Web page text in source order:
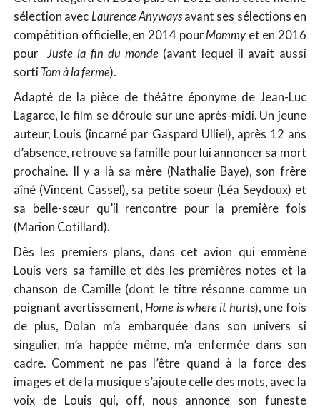
sélection avec Laurence Anywaysavant ses sélections en
compétition officielle, en 2014 pour Mommy et en 2016
pour Juste la fin du monde (avant lequel il avait aussi
sorti Tom à la ferme).
Adapté de la pièce de théâtre éponyme de Jean-Luc
Lagarce, le film se déroule sur une après-midi. Un jeune
auteur, Louis (incarné par Gaspard Ulliel), après 12 ans
d’absence, retrouve sa famille pour lui annoncer sa mort
prochaine. Il y a là sa mère (Nathalie Baye), son frère
aîné (Vincent Cassel), sa petite soeur (Léa Seydoux) et
sa belle-sœur qu’il rencontre pour la première fois
(Marion Cotillard).
Dès les premiers plans, dans cet avion qui emmène
Louis vers sa famille et dès les premières notes et la
chanson de Camille (dont le titre résonne comme un
poignant avertissement, Home is where it hurts), une fois
de plus, Dolan m’a embarquée dans son univers si
singulier, m’a happée même, m’a enfermée dans son
cadre. Comment ne pas l’être quand à la force des
images et de la musique s’ajoute celle des mots, avec la
voix de Louis qui, off, nous annonce son funeste